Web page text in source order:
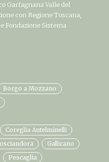
Garfagnana Valle del
con Regione Toscana,
Fondazione Sistema
Borgo a Mozzano
Coreglia Antelminelli
Gallicano
Pescaglia